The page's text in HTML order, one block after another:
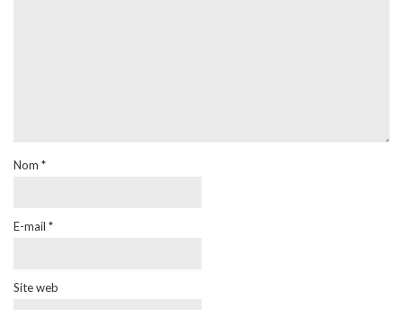
Nom *
E-mail *
Site web